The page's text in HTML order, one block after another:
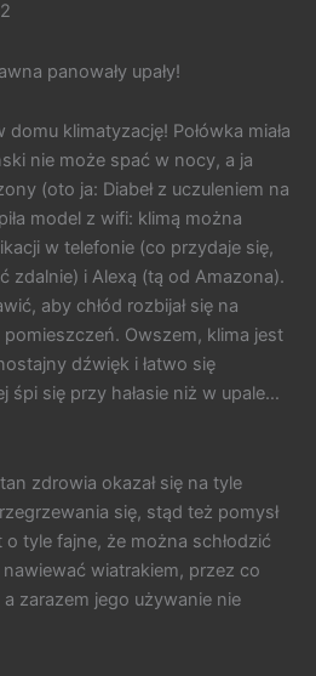
panowały upały!
klimatyzację! Połówka miała
nie może spać w nocy, a ja
(oto ja: Diabeł z uczuleniem na
model z wifi: klimą można
w telefonie (co przydaje się,
zdalnie) i Alexą (tą od Amazona).
aby chłód rozbijał się na
Owszem, klima jest
dźwięk i łatwo się
śpi się przy hałasie niż w upale…
zdrowia okazał się na tyle
się, stąd też pomysł
tyle fajne, że można schłodzić
wiatrakiem, przez co
zarazem jego używanie nie